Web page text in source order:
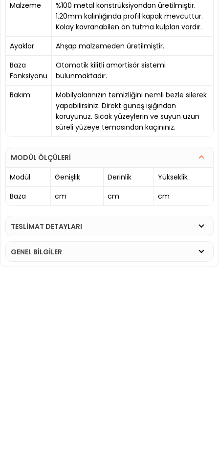
Malzeme
%100 metal konstrüksiyondan üretilmiştir.
1.20mm kalınlığında profil kapak mevcuttur.
Kolay kavranabilen ön tutma kulpları vardır.
Ayaklar
Ahşap malzemeden üretilmiştir.
Baza
Fonksiyonu
Otomatik kilitli amortisör sistemi
bulunmaktadır.
Bakım
Mobilyalarınızın temizliğini nemli bezle silerek
yapabilirsiniz. Direkt güneş ışığından
koruyunuz. Sıcak yüzeylerin ve suyun uzun
süreli yüzeye temasından kaçınınız.
MODÜL ÖLÇÜLERİ
Modül
Genişlik Derinlik
Yükseklik
Baza
cm cm cm
TESLİMAT DETAYLARI
GENEL BİLGİLER